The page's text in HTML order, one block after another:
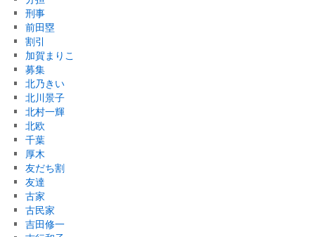
刑事
前田塁
割引
加賀まりこ
募集
北乃きい
北川景子
北村一輝
北欧
千葉
厚木
友だち割
友達
古家
古民家
吉田修一